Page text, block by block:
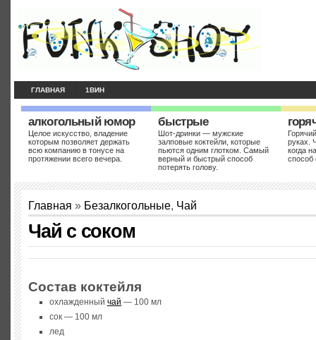
ГЛАВНАЯ 1ВИН
алкогольный юмор
Целое искусство, владение
которым позволяет держать
всю компанию в тонусе на
протяжении всего вечера.
быстрые
Шот-дринки — мужские
залповые коктейли, которые
пьются одним глотком. Самый
верный и быстрый способ
потерять голову.
руках.
когда
способ
Главная » Безалкогольные, Чай
Чай с соком
Состав коктейля
охлажденный чай — 100 мл
сок — 100 мл
лед